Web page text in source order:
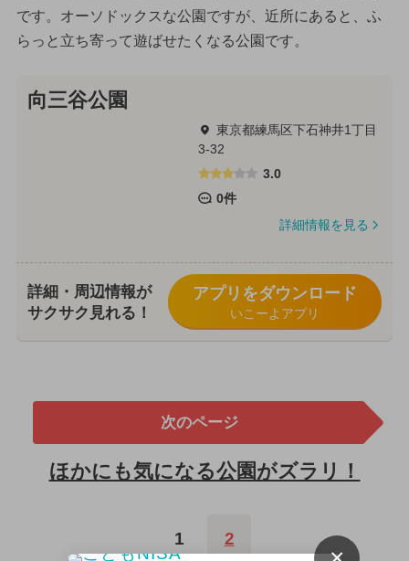
です。オーソドックスな公園ですが、近所にあると、ふ
らっと立ち寄って遊ばせたくなる公園です。
向三谷公園
東京都練馬区下石神井1丁目
3-32
3.0
0件
詳細情報を見る
詳細・周辺情報が
サクサク見れる！
アプリをダウンロード
いこーよアプリ
次のページ
ほかにも気になる公園がズラリ！
1 2